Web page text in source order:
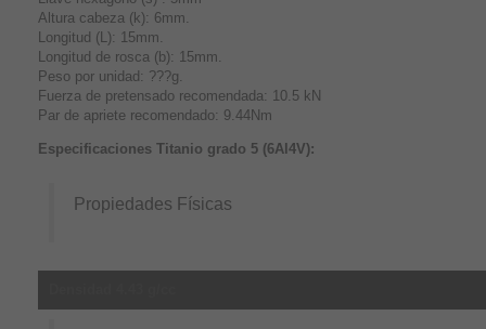
Altura cabeza (k): 6mm.
Longitud (L): 15mm.
Longitud de rosca (b): 15mm.
Peso por unidad: ???g.
Fuerza de pretensado recomendada: 10.5 kN
Par de apriete recomendado: 9.44Nm
Especificaciones Titanio grado 5 (6Al4V):
Propiedades Físicas